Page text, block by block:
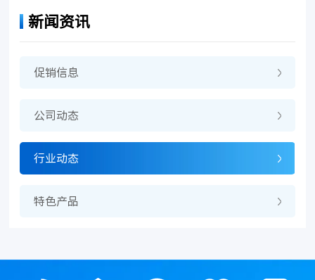
新闻资讯
促销信息
公司动态
行业动态
特色产品